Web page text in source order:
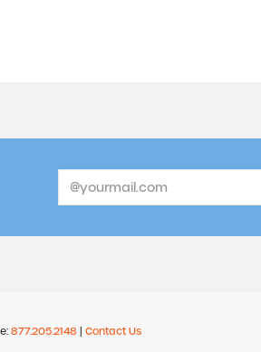
877.205.2148 | Contact Us